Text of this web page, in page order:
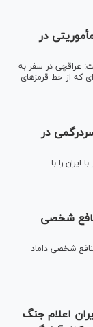
در
عراقچی در سفر به
که از خط قرمزهای
در
را با
شخصی
شخصی داماد
اعلام جنگ